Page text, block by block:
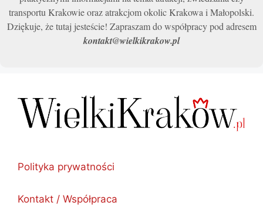
transportu Krakowie oraz atrakcjom okolic Krakowa i Małopolski.
Dziękuje, że tutaj jesteście! Zapraszam do współpracy pod adresem
kontakt@wielkikrakow.pl
Polityka prywatności
Kontakt / Współpraca